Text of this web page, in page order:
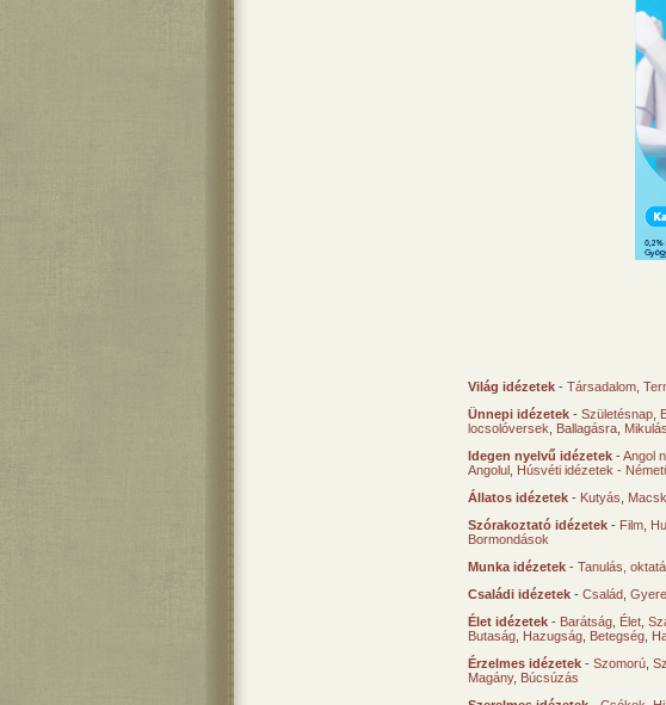
Világ idézetek - Társadalom
Ünnepi idézetek - Születésnap
locsolóversek
Ballagásra Mikulás
Idegen nyelvű idézetek -Angol
Angolul Húsvéti idézetek -
Állatos idézetek - Kutyás
Szórakoztató idézetek - Film
Bormondások
Munka idézetek - Tanulás,
Családi idézetek - Család
Élet idézetek - Barátság Élet
Butaság Hazugság Betegség
Érzelmes idézetek - Szomorú
Magány, Búcsúzás